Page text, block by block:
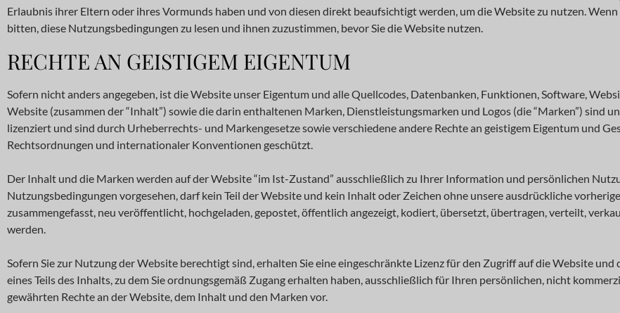
Erlaubnis ihrer Eltern oder ihres Vormunds haben und von diesen direkt beaufsichtigt werden, um die Website zu nutzen.
bitten, diese Nutzungsbedingungen zu lesen und ihnen zuzustimmen, bevor Sie die Website nutzen.
RECHTE AN GEISTIGEM EIGENTUM
Sofern nicht anders angegeben, ist die Website unser Eigentum und alle Quellcodes, Datenbanken, Funktionen, Software,
Website (zusammen der “Inhalt”) sowie die darin enthaltenen Marken, Dienstleistungsmarken und Logos (die “Marken”) sind
lizenziert und sind durch Urheberrechts- und Markengesetze sowie verschiedene andere Rechte an geistigem Eigentum und
Rechtsordnungen und internationaler Konventionen geschützt.
Der Inhalt und die Marken werden auf der Website “im Ist-Zustand” ausschließlich zu Ihrer Information und persönlichen
Nutzungsbedingungen vorgesehen, darf kein Teil der Website und kein Inhalt oder Zeichen ohne unsere ausdrückliche
zusammengefasst, neu veröffentlicht, hochgeladen, gepostet, öffentlich angezeigt, kodiert, übersetzt, übertragen, verteilt,
werden.
Sofern Sie zur Nutzung der Website berechtigt sind, erhalten Sie eine eingeschränkte Lizenz für den Zugriff auf die Website
eines Teils des Inhalts, zu dem Sie ordnungsgemäß Zugang erhalten haben, ausschließlich für Ihren persönlichen, nicht
gewährten Rechte an der Website, dem Inhalt und den Marken vor.